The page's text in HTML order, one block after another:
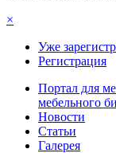
×
Уже
Регистрация
Портал для
мебельного
Новости
Статьи
Галерея